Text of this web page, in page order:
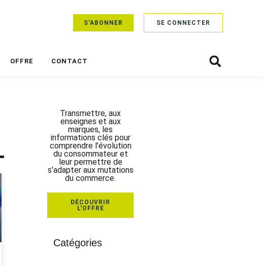
S'ABONNER SE CONNECTER
OFFRE CONTACT
Transmettre, aux
enseignes et aux
marques, les
informations clés pour
comprendre l’évolution
du consommateur et
leur permettre de
s’adapter aux mutations
du commerce.
DÉCOUVRIR
L'OFFRE
Catégories